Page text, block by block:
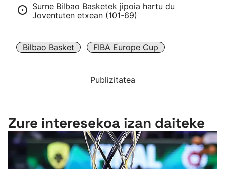
Surne Bilbao Basketek jipoia hartu du
Joventuten etxean (101-69)
Bilbao Basket FIBA Europe Cup
Publizitatea
Zure interesekoa izan daiteke